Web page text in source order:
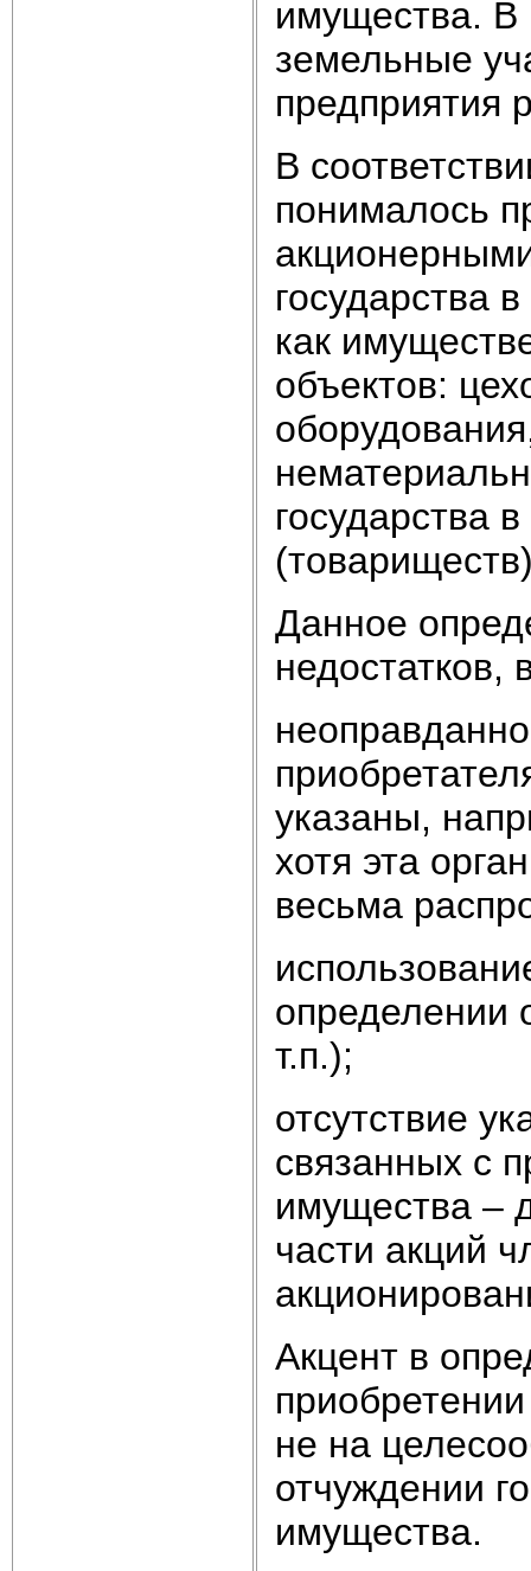
имущества. В
земельные
предприятия
В
понималось
государства
как
объектов:
государства
Данное
недостатков,
указаны,
хотя эта
весьма
определении
т.п.);
отсутствие
связанных с
имущества –
части акций
Акцент в
не на
отчуждении
имущества.